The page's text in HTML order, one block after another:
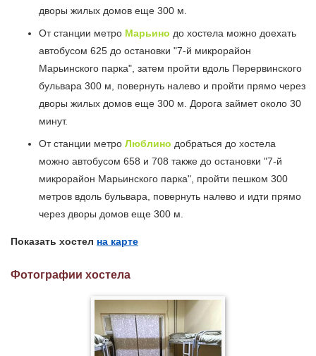
дворы жилых домов еще 300 м.
От станции метро Марьино до хостела можно доехать
автобусом 625 до остановки "7-й микрорайон
Марьинского парка", затем пройти вдоль Перервинского
бульвара 300 м, повернуть налево и пройти прямо через
дворы жилых домов еще 300 м. Дорога займет около 30
минут.
От станции метро Люблино добраться до хостела
можно автобусом 658 и 708 также до остановки "7-й
микрорайон Марьинского парка", пройти пешком 300
метров вдоль бульвара, повернуть налево и идти прямо
через дворы домов еще 300 м.
Показать хостел на карте
Фотографии хостела